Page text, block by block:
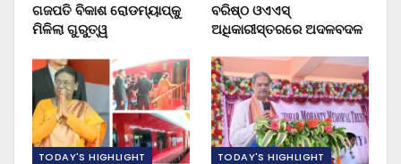
ଗଜପତି ବିକାଶ ରୋଡମ୍ୟାପ୍‌କୁ
ମିଳିଲା ଗୁରୁତ୍ୱ
ବରିଷ୍ଠ ଓଏଏସ୍‌
ଅଧିକାରୀସ୍ତରରେ ଅଦଳବଦଳ
TODAY'S HIGHLIGHT TODAY'S HIGHLIGHT